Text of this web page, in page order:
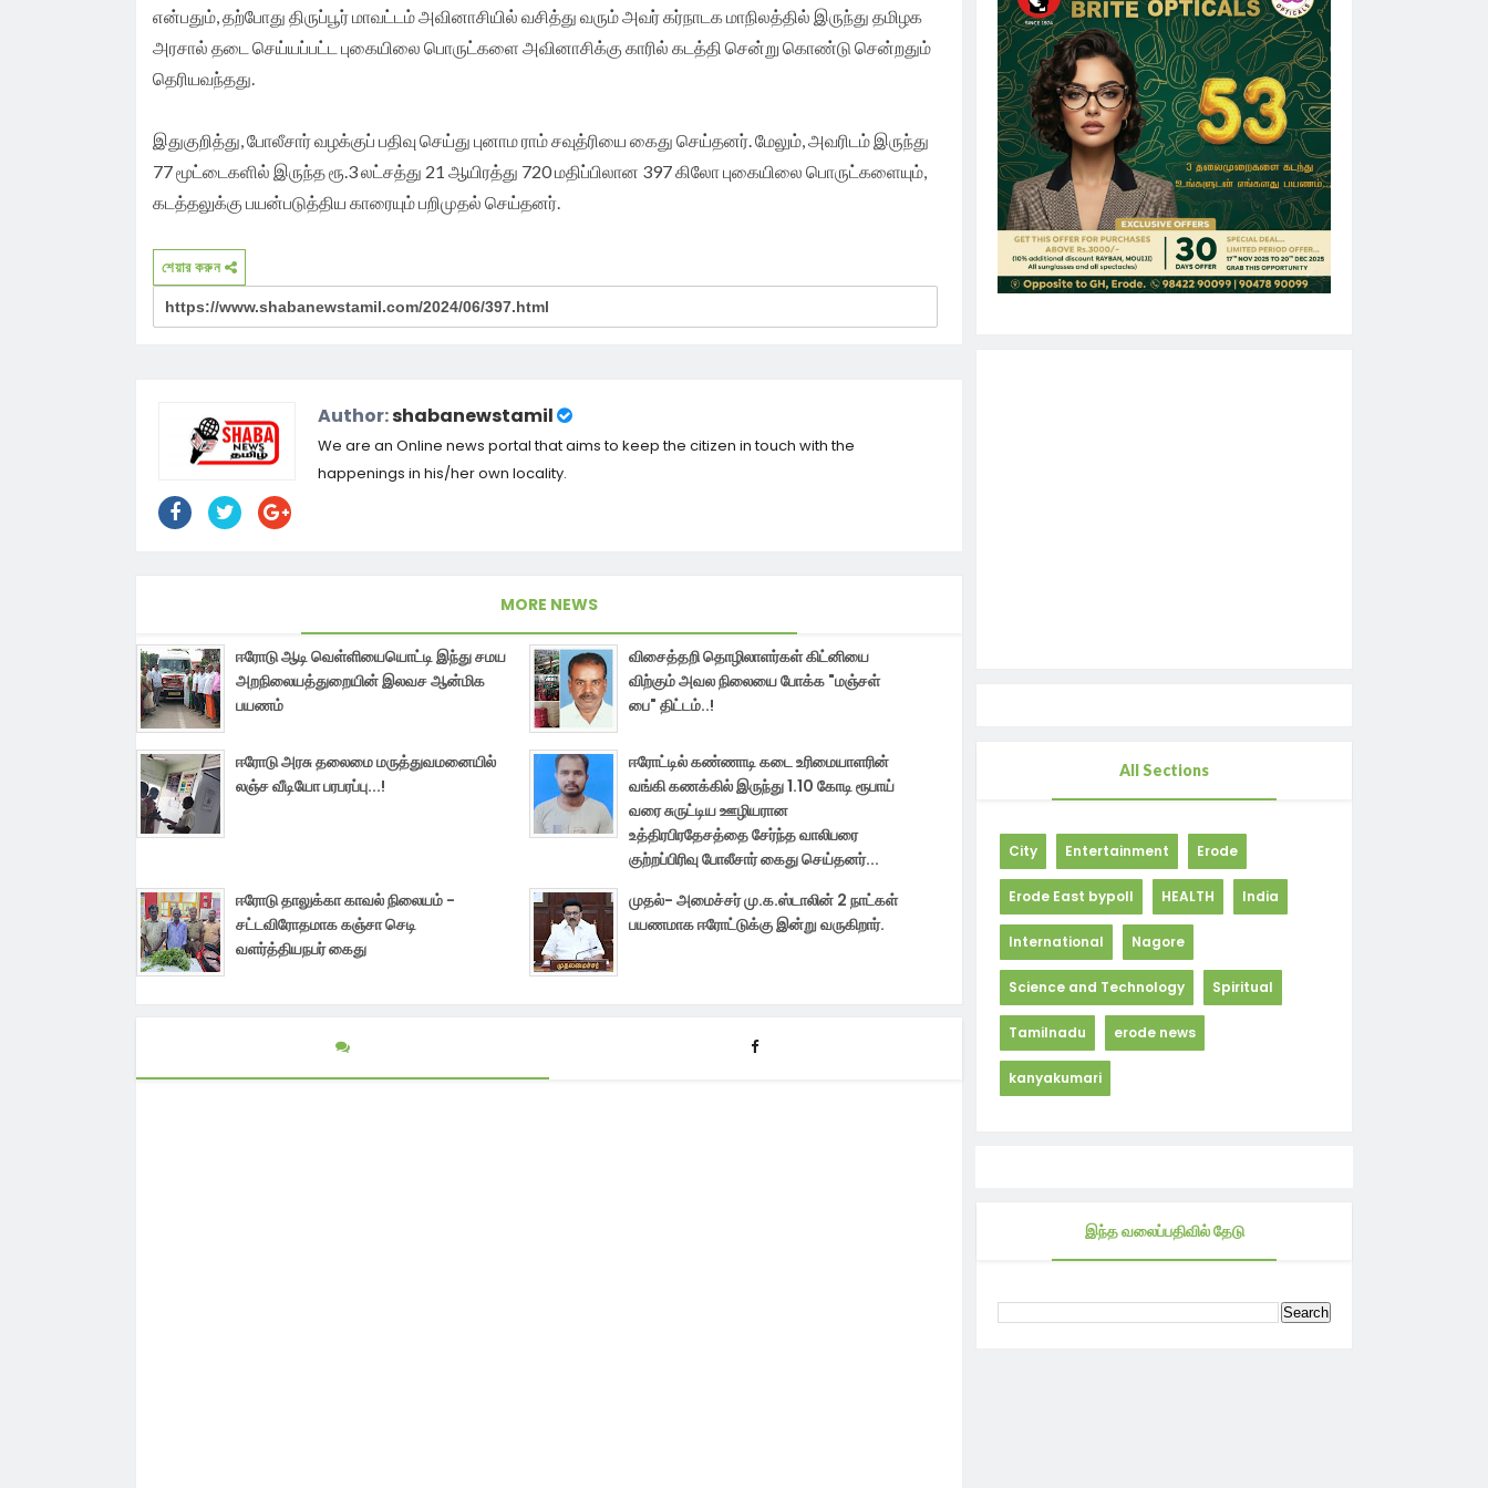
என்பதும், தற்போது திருப்பூர் மாவட்டம் அவினாசியில் வசித்து வரும் அவர் கர்நாடக மாநிலத்தில் இருந்து தமிழக
அரசால் தடை செய்யப்பட்ட புகையிலை பொருட்களை அவினாசிக்கு காரில் கடத்தி சென்று கொண்டு சென்றதும்
தெரியவந்தது.
இதுகுறித்து, போலீசார் வழக்குப் பதிவு செய்து புனாம ராம் சவுத்ரியை கைது செய்தனர். மேலும், அவரிடம் இருந்து
77 மூட்டைகளில் இருந்த ரூ.3 லட்சத்து 21 ஆயிரத்து 720 மதிப்பிலான 397 கிலோ புகையிலை பொருட்களையும்,
கடத்தலுக்கு பயன்படுத்திய காரையும் பறிமுதல் செய்தனர்.
শেয়ার করুন
Author:shabanewstamil
We are an Online news portal that aims to keep the citizen in touch with the
happenings in his/her own locality.
MORE NEWS
ஈரோடு ஆடி வெள்ளியையொட்டி இந்து சமய
அறநிலையத்துறையின் இலவச ஆன்மிக
பயணம்
விசைத்தறி தொழிலாளர்கள் கிட்னியை
விற்கும் அவல நிலையை போக்க "மஞ்சள்
பை" திட்டம்..!
ஈரோடு அரசு தலைமை மருத்துவமனையில்
லஞ்ச வீடியோ பரபரப்பு...!
ஈரோட்டில் கண்ணாடி கடை உரிமையாளரின்
வங்கி கணக்கில் இருந்து 1.10 கோடி ரூபாய்
வரை சுருட்டிய ஊழியரான
உத்திரபிரதேசத்தை சேர்ந்த வாலிபரை
குற்றப்பிரிவு போலீசார் கைது செய்தனர்...
ஈரோடு தாலுக்கா காவல் நிலையம் -
சட்டவிரோதமாக கஞ்சா செடி
வளர்த்தியநபர் கைது
முதல்- அமைச்சர் மு.க.ஸ்டாலின் 2 நாட்கள்
பயணமாக ஈரோட்டுக்கு இன்று வருகிறார்.
All Sections
City Entertainment Erode
Erode East bypoll HEALTH India
International Nagore
Science and Technology Spiritual
Tamilnadu erode news
kanyakumari
இந்த வலைப்பதிவில் தேடு